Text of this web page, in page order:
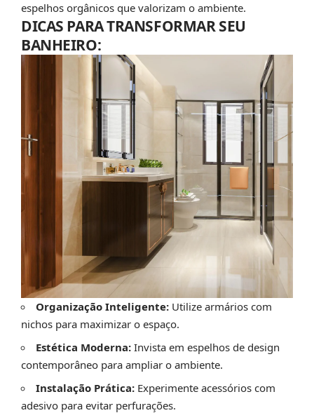
espelhos orgânicos que valorizam o ambiente.
DICAS PARA TRANSFORMAR SEU
BANHEIRO:
Organização Inteligente: Utilize armários com
nichos para maximizar o espaço.
Estética Moderna: Invista em espelhos de design
contemporâneo para ampliar o ambiente.
Instalação Prática: Experimente acessórios com
adesivo para evitar perfurações.